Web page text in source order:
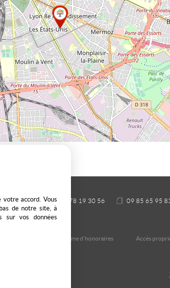
D'AGNY 04 78 19 30 56 09 85 65 95
Notre barème d'honoraires Accès
votre accord. Vous
de notre site, à
sur vos données